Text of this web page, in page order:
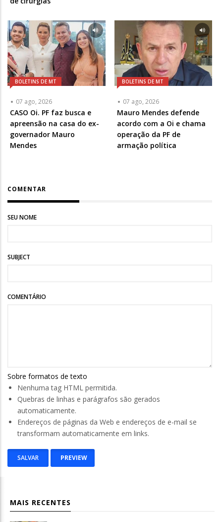
BOLETINS DE MT
07 ago, 2026
CASO Oi. PF faz busca e
apreensão na casa do ex-
governador Mauro
Mendes
BOLETINS DE MT
07 ago, 2026
Mauro Mendes defende
acordo com a Oi e chama
operação da PF de
armação política
COMENTAR
SEU NOME
SUBJECT
COMENTÁRIO
Sobre formatos de texto
Nenhuma tag HTML permitida.
Quebras de linhas e parágrafos são gerados
automaticamente.
Endereços de páginas da Web e endereços de e-mail se
transformam automaticamente em links.
MAIS RECENTES